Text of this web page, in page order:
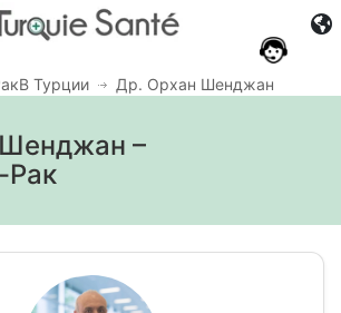
Турции Др. Орхан Шенджан
–
Рак